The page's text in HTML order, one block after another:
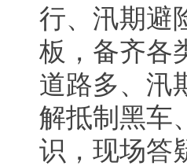
行、汛期避
板，备齐各
道路多、汛
解抵制黑车
识，现场答